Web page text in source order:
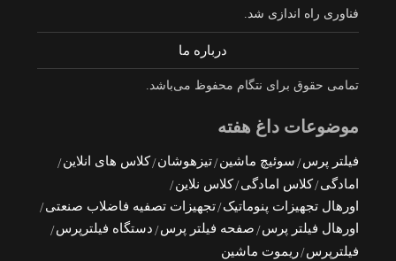
فناوری راه اندازی شد.
درباره ما
تمامی حقوق برای نتگام محفوظ می‌باشد.
موضوعات داغ هفته
فیلتر پرس سوئیچ ماشین تیزهوشان کلاس های انلاین
امادگی کلاس امادگی کلاس نلاین
اورهال تجهیزات پنوماتیک تجهیزات تصفیه فاضلاب صنعتی
اورهال فیلتر پرس
صفحه فیلتر پرس
دستگاه فیلترپرس
فیلترپرس ریموت ماشین